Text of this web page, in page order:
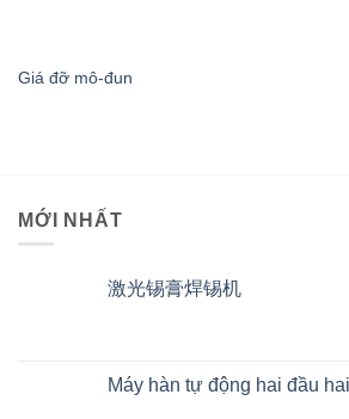
Giá đỡ mô-đun
MỚI NHẤT
激光锡膏焊锡机
Máy hàn tự động hai đầu